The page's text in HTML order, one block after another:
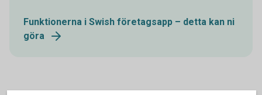
Funktionerna i Swish företagsapp – detta kan ni
göra